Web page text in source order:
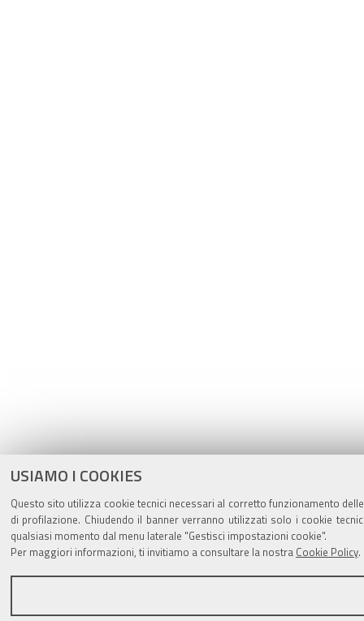
USIAMO I COOKIES
Questo sito utilizza cookie tecnici necessari al corretto funzionamento
di profilazione. Chiudendo il banner verranno utilizzati solo i cookie
qualsiasi momento dal menu laterale "Gestisci impostazioni cookie".
Per maggiori informazioni, ti invitiamo a consultare la nostra Cookie Policy.